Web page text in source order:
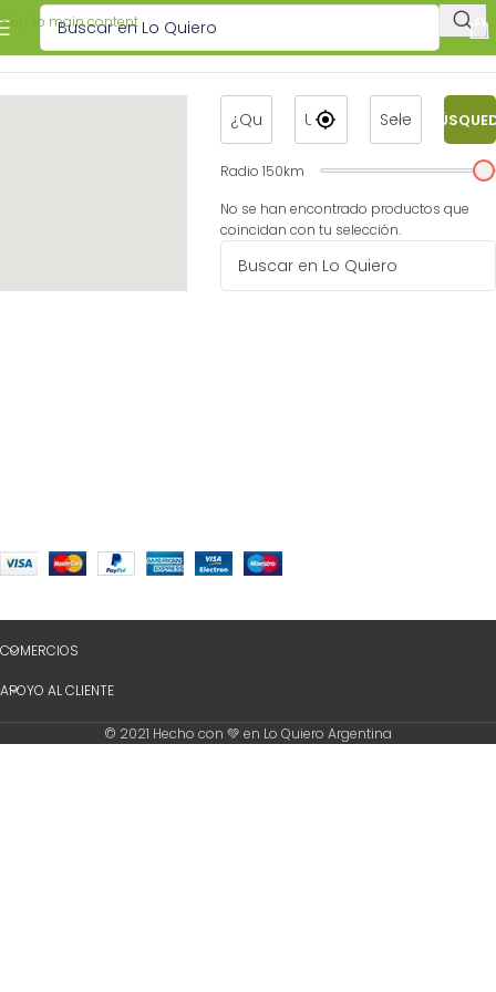
Skip to main content
Radio150km
No se han encontrado productos que
coincidan con tu selección.
COMERCIOS
APOYO AL CLIENTE
© 2021 Hecho con 💚 en Lo Quiero Argentina